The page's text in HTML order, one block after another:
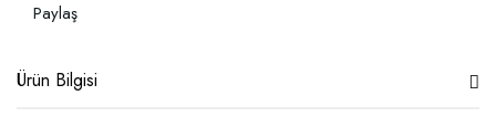
Paylaş
Ürün Bilgisi